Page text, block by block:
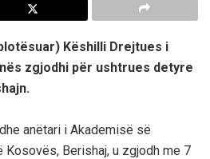
Këshilli Drejtues i
zgjodhi për ushtrues detyre
anëtari i Akademisë së
Kosovës, Berishaj, u zgjodh me 7